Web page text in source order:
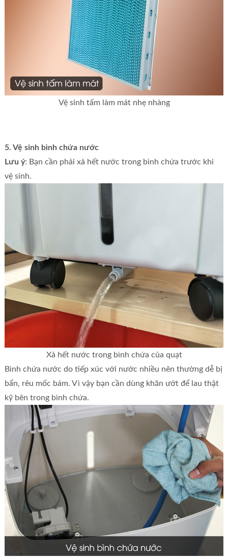
Vệ sinh tấm làm mát nhẹ nhàng
5. Vệ sinh bình chứa nước
Lưu ý: Bạn cần phải xả hết nước trong bình chứa trước khi
vệ sinh.
Xả hết nước trong bình chứa của quạt
Bình chứa nước do tiếp xúc với nước nhiều nên thường dễ bị
bẩn, rêu mốc bám. Vì vậy bạn cần dùng khăn ướt để lau thật
kỹ bên trong bình chứa.